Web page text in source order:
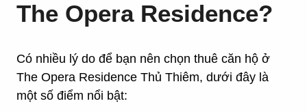
The Opera Residence?
Có nhiều lý do để bạn nên chọn thuê căn hộ ở
The Opera Residence Thủ Thiêm, dưới đây là
một số điểm nổi bật: